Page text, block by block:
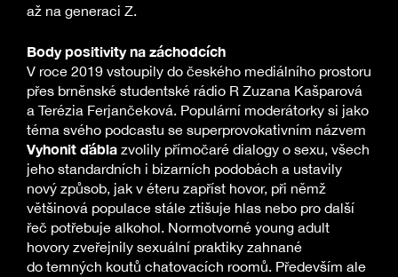
až na generaci Z.
Body positivity na záchodcích
V roce 2019 vstoupily do českého mediálního prostoru
přes brněnské studentské rádio R Zuzana Kašparová
a Terézia Ferjančeková. Populární moderátorky si jako
téma svého podcastu se superprovokativním názvem
Vyhonit ďábla zvolily přímočaré dialogy o sexu, všech
jeho standardních i bizarních podobách a ustavily
nový způsob, jak v éteru zapříst hovor, při němž
většinová populace stále ztišuje hlas nebo pro další
řeč potřebuje alkohol. Normotvorné young adult
hovory zveřejnily sexuální praktiky zahnané
do temných koutů chatovacích roomů. Především ale